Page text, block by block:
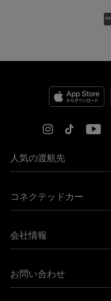
人気の渡航先
ヨーロッパ向けeSIM
カナダ向けeSIM
アフリカ向けeSIM
すべての目的地を見る
コネクテッドカー
Land Rover向けUbigi
Jeep向けUbigi
会社情報
Ubigi関連プレス
お問い合わせ